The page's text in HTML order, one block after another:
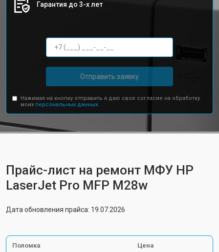
Гарантия до 3-х лет
Отправить заявку
Нажимая на кнопку отправить я даю свое согласие на обработку
моих персональных данных.
Прайс-лист на ремонт МФУ HP
LaserJet Pro MFP M28w
Дата обновления прайса: 19.07.2026
Поломка Цена